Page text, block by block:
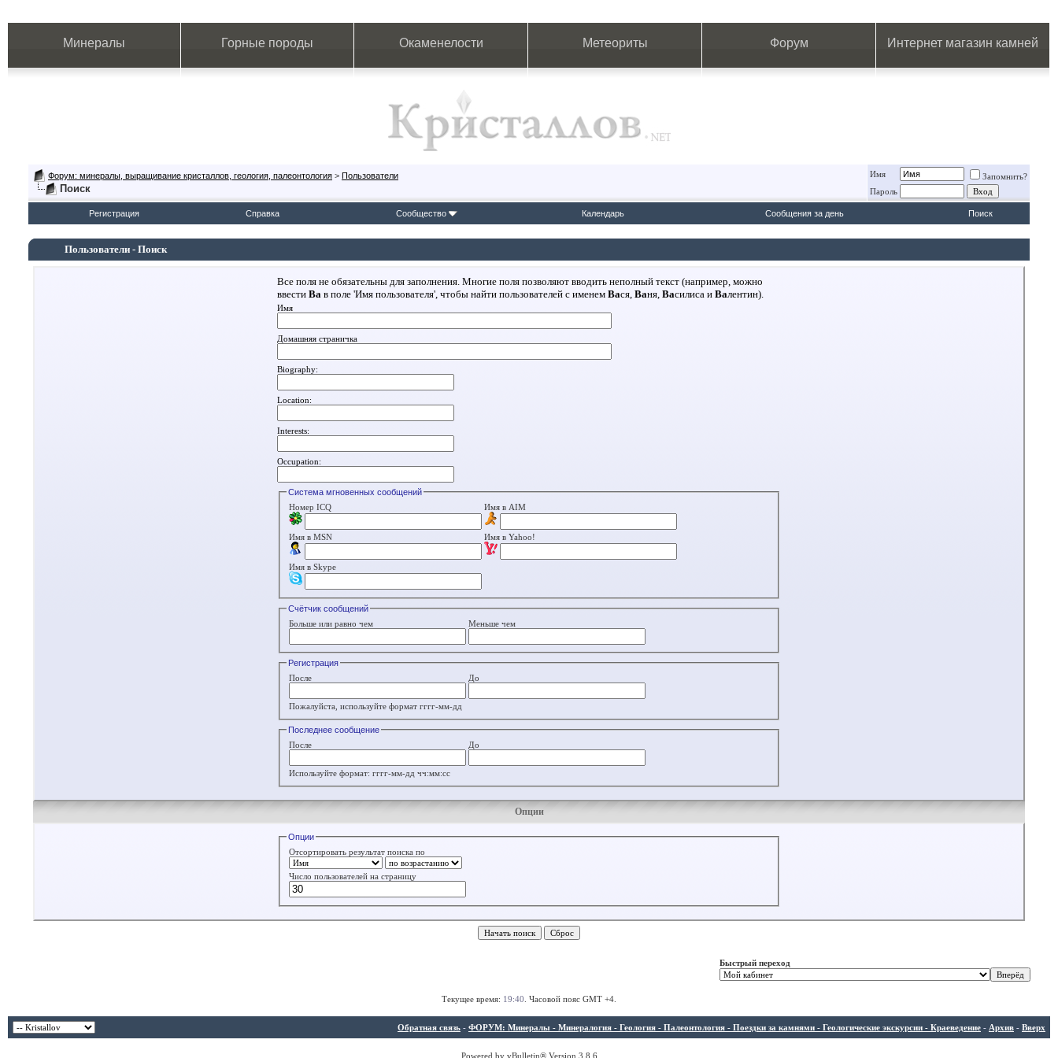
Минералы Горные породы Окаменелости Метеориты Форум Интернет магазин камней
Форум: минералы, выращивание кристаллов, геология, палеонтология > Пользователи
Поиск
Имя
Запомнить?
Пароль
Регистрация Справка Сообщество Календарь Сообщения за день Поиск
Пользователи - Поиск
Все поля не обязательны для заполнения. Многие поля позволяют вводить неполный текст (например, можно
ввести Ва в поле 'Имя пользователя', чтобы найти пользователей с именем Вася, Ваня, Василиса и Валентин).
Имя
Домашняя страничка
Biography:
Location:
Interests:
Occupation:
Система мгновенных сообщений
Номер ICQ
Имя в AIM
Имя в MSN Имя в Yahoo!
Имя в Skype
Счётчик сообщений
Больше или равно чем
Меньше чем
Регистрация
После
До
Пожалуйста, используйте формат гггг-мм-дд
Последнее сообщение
После
До
Используйте формат: гггг-мм-дд чч:мм:сс
Опции
Опции
Отсортировать результат поиска по
Число пользователей на страницу
Быстрый переход
Текущее время: 19:40 . Часовой пояс GMT +4.
Обратная связь - ФОРУМ: Минералы - Минералогия - Геология - Палеонтология - Поездки за камнями - Геологические экскурсии - Краеведение - Архив - Вверх
Powered by vBulletin® Version 3.8.6